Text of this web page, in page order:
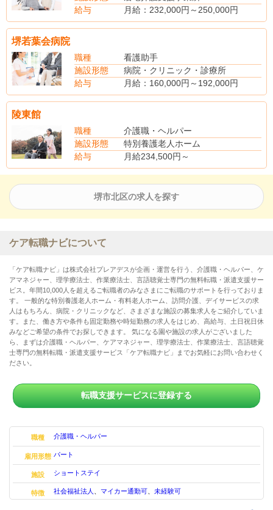
給与
月給：232,000円～250,000円
（手当内訳）
堺若葉会病院
職種
看護助手
施設形態
病院・クリニック・診療所
給与
月給：160,000円～192,000円
（手当内訳）
皆勤手当：5,000円
住宅手当：10,000円（世帯主のみ）
扶養手当：3,000円/人
賞与年2回 (昨年度実績3.40月分)
陵東館
職種
介護職・ヘルパー
施設形態
特別養護老人ホーム
給与
月給234,500円～
堺市北区の求人を探す
ケア転職ナビについて
「ケア転職ナビ」は株式会社プレアデスが企画・運営を行う、介護職・ヘルパー、ケ
アマネジャー、理学療法士、作業療法士、言語聴覚士専門の無料転職・派遣支援サー
ビス。年間10,000人を超えるご転職者のみなさまにご転職のサポートを行っておりま
す。 一般的な特別養護老人ホーム・有料老人ホーム、訪問介護、デイサービスの求
人はもちろん、病院・クリニックなど、さまざまな施設の募集求人をご紹介していま
す。また、働き方や条件も固定勤務や時短勤務の求人をはじめ、高給与、土日祝日休
みなどご希望の条件でお探しできます。 気になる園や施設の求人がございました
ら、まずは介護職・ヘルパー、ケアマネジャー、理学療法士、作業療法士、言語聴覚
士専門の無料転職・派遣支援サービス「ケア転職ナビ」までお気軽にお問い合わせく
ださい。
転職支援サービスに登録する
職種 介護職・ヘルパー
雇用形態 パート
施設 ショートステイ
特徴 社会福祉法人 、マイカー通勤可 、未経験可